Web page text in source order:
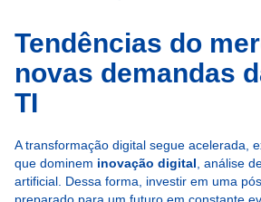
Tendências do
novas demandas
TI
A transformação digital segue acelerada,
que dominem inovação digital , análise
artificial. Dessa forma, investir em uma
preparado para um futuro em constante